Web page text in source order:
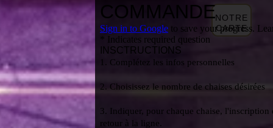
NOTRE
CARTE